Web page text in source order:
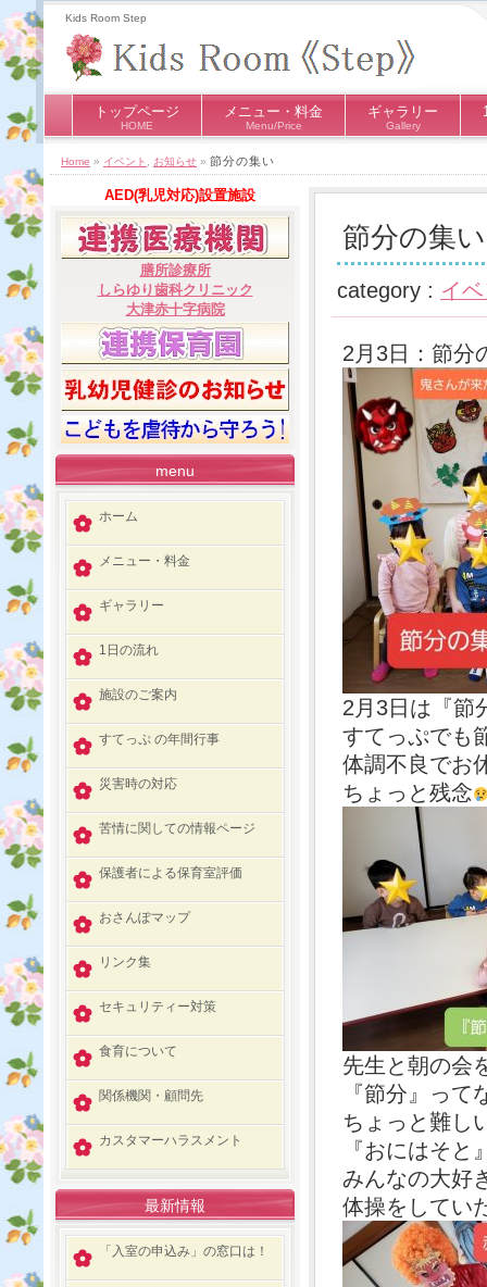
Kids Room Step
トップページ
HOME
メニュー・料金
Menu/Price
ギャラリー
Gallery
Home » イベント お知らせ » 節分の集い
節分の集い
category : イ
2月3日：節分
2月3日は『節
すてっぷでも
体調不良でお
ちょっと残念
先生と朝の会
『節分』って
ちょっと難し
『おにはそ
みんなの大好
体操をしてい
AED(乳児対応)設置施設
膳所診療所
しらゆり歯科クリニック
大津赤十字病院
menu
ホーム
メニュー・料金
ギャラリー
1日の流れ
施設のご案内
すてっぷ の年間行事
災害時の対応
苦情に関しての情報ページ
保護者による保育室評価
おさんぽマップ
リンク集
セキュリティー対策
食育について
関係機関・顧問先
カスタマーハラスメント
最新情報
「入室の申込み」の窓口は！